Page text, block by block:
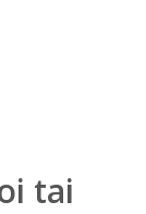
tai